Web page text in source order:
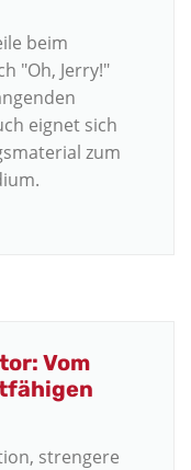
beim
"Oh, Jerry!"
eignet sich
zum
Vom
strengere